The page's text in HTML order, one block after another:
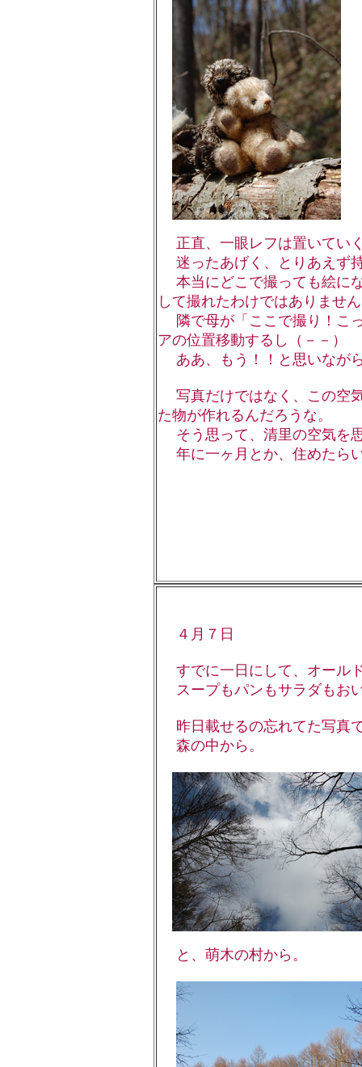
正直、一眼レフは置いてい
迷ったあげく、とりあえず
本当にどこで撮っても絵に
して撮れたわけではありませ
隣で母が「ここで撮り！こ
アの位置移動するし（－－）
ああ、もう！！と思いなが
写真だけではなく、この空
た物が作れるんだろうな。
そう思って、清里の空気を
年に一ヶ月とか、住めたら
４月７日
すでに一日にして、オール
スープもパンもサラダもお
昨日載せるの忘れてた写真
森の中から。
と、萌木の村から。